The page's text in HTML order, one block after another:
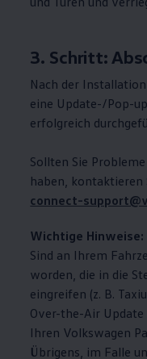
3. Schritt:
Nach der
eine Update-/Pop-
erfolgreich
Sollten Sie
haben, kontaktieren
connect-
Wichtige Hinweise:
Sind an Ihrem
worden, die in die
eingreifen (z. B.
Over-the-Air
Ihren Volkswagen
Übrigens, im Falle